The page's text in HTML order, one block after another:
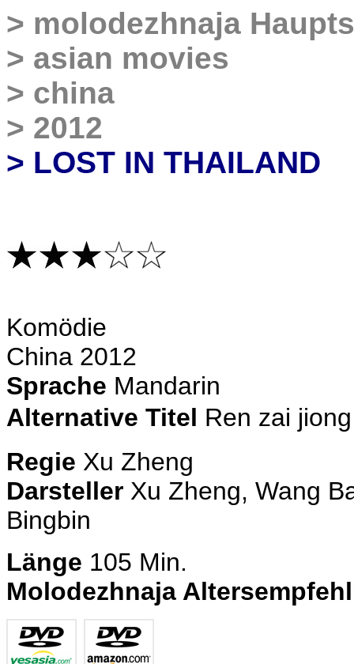
> molodezhnaja
> asian movies
> china
> 2012
> LOST IN THAILAND
Komödie
China 2012
Sprache Mandarin
Alternative Titel Ren zai
Regie Xu Zheng
Darsteller Xu Zheng, Wang
Bingbin
Länge 105 Min.
Molodezhnaja